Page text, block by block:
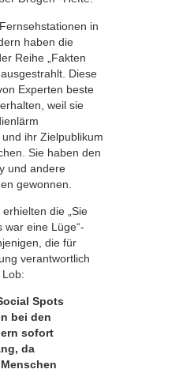
in
haben die
Reihe „Fakten
Diese
Experten beste
weil sie
ihr Zielpublikum
Sie haben den
und andere
gewonnen.
die „Sie
war eine Lüge“-
die für
verantwortlich
Spots
bei den
sofort
da